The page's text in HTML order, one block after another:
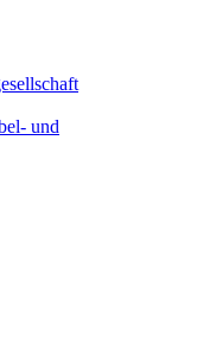
und